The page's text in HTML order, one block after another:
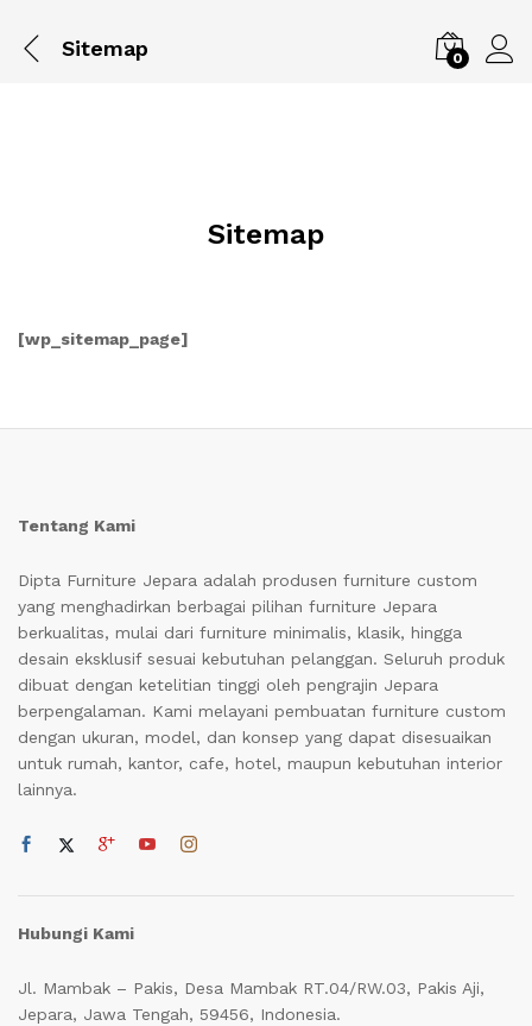
Sitemap 0
Sitemap
[wp_sitemap_page]
Tentang Kami
Dipta Furniture Jepara adalah produsen furniture custom
yang menghadirkan berbagai pilihan furniture Jepara
berkualitas, mulai dari furniture minimalis, klasik, hingga
desain eksklusif sesuai kebutuhan pelanggan. Seluruh produk
dibuat dengan ketelitian tinggi oleh pengrajin Jepara
berpengalaman. Kami melayani pembuatan furniture custom
dengan ukuran, model, dan konsep yang dapat disesuaikan
untuk rumah, kantor, cafe, hotel, maupun kebutuhan interior
lainnya.
Hubungi Kami
Jl. Mambak – Pakis, Desa Mambak RT.04/RW.03, Pakis Aji,
Jepara, Jawa Tengah, 59456, Indonesia.